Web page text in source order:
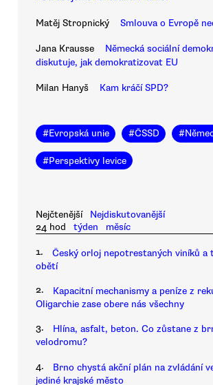
Matěj Stropnický Smlouva o Evropě
Jana Krausse
Německá sociální
diskutuje, jak demokratizovat EU
Milan Hanyš Kam kráčí SPD?
#Evropská unie #ČSSD #
#Perspektivy levice
Nejčtenější
Nejdiskutovanější
24 hod
týden měsíc
1.
Český orloj nepotrestaných viníků a
obětí
2.
Kapacitní mechanismy a peníze z
Oligarchie zase obere nás všechny
3.
Hlína, asfalt, beton. Co zůstane z
velodromu?
4.
Brno chystá akční plán na zvládání
jediné krajské město